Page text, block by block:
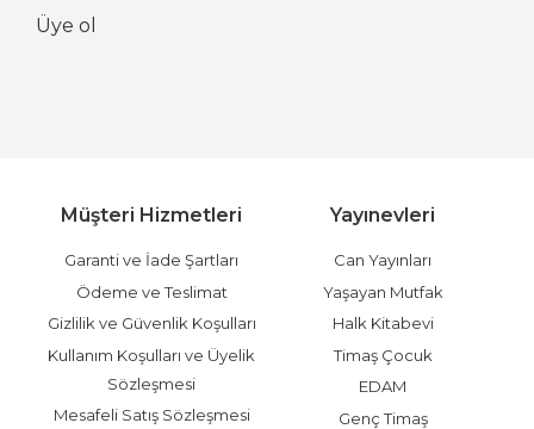
Üye ol
Müşteri Hizmetleri
Garanti ve İade Şartları
Ödeme ve Teslimat
Gizlilik ve Güvenlik Koşulları
Kullanım Koşulları ve Üyelik
Sözleşmesi
Mesafeli Satış Sözleşmesi
Yayınevleri
Can Yayınları
Yaşayan Mutfak
Halk Kitabevi
Timaş Çocuk
EDAM
Genç Timaş